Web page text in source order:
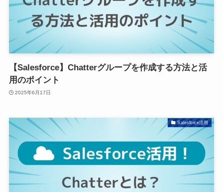
【Salesforce】Chatterグループを作成する方法と活
用のポイント
2025年6月17日
Salesforce活用